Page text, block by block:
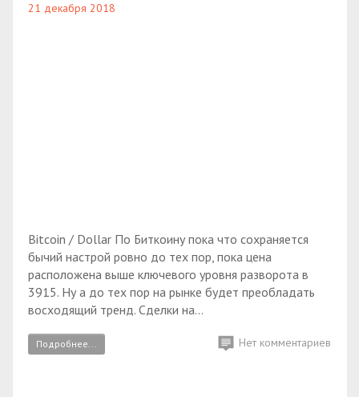
21 декабря 2018
Bitcoin / Dollar По Биткоину пока что сохраняется
бычий настрой ровно до тех пор, пока цена
расположена выше ключевого уровня разворота в
3915. Ну а до тех пор на рынке будет преобладать
восходящий тренд. Сделки на...
Подробнее... Нет комментариев